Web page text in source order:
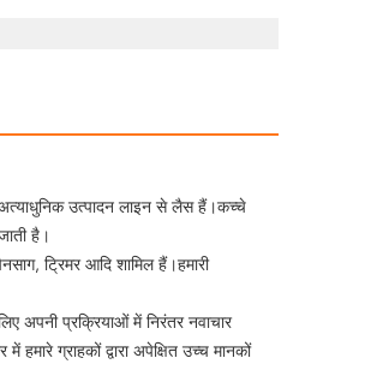
अत्याधुनिक उत्पादन लाइन से लैस हैं।कच्चे
है।
ट्रिमर आदि शामिल हैं।हमारी
अपनी प्रक्रियाओं में निरंतर नवाचार
ग्राहकों द्वारा अपेक्षित उच्च मानकों